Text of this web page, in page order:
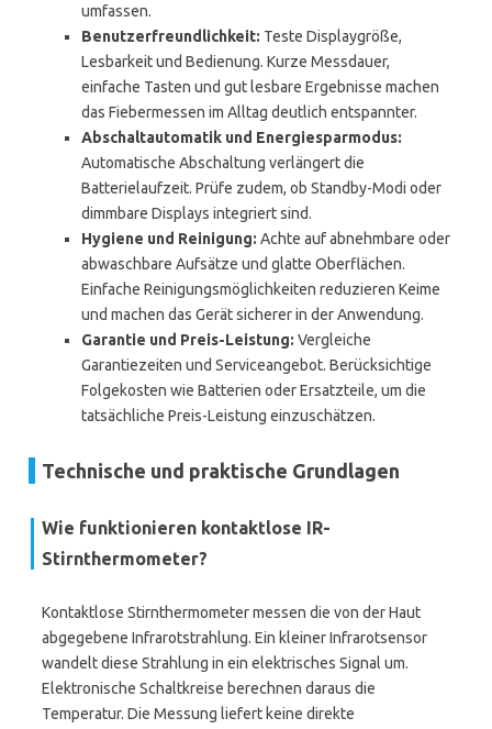
umfassen.
Benutzerfreundlichkeit: Teste Displaygröße,
Lesbarkeit und Bedienung. Kurze Messdauer,
einfache Tasten und gut lesbare Ergebnisse machen
das Fiebermessen im Alltag deutlich entspannter.
Abschaltautomatik und Energiesparmodus:
Automatische Abschaltung verlängert die
Batterielaufzeit. Prüfe zudem, ob Standby-Modi oder
dimmbare Displays integriert sind.
Hygiene und Reinigung: Achte auf abnehmbare oder
abwaschbare Aufsätze und glatte Oberflächen.
Einfache Reinigungsmöglichkeiten reduzieren Keime
und machen das Gerät sicherer in der Anwendung.
Garantie und Preis-Leistung: Vergleiche
Garantiezeiten und Serviceangebot. Berücksichtige
Folgekosten wie Batterien oder Ersatzteile, um die
tatsächliche Preis-Leistung einzuschätzen.
Technische und praktische Grundlagen
Wie funktionieren kontaktlose IR-
Stirnthermometer?
Kontaktlose Stirnthermometer messen die von der Haut
abgegebene Infrarotstrahlung. Ein kleiner Infrarotsensor
wandelt diese Strahlung in ein elektrisches Signal um.
Elektronische Schaltkreise berechnen daraus die
Temperatur. Die Messung liefert keine direkte